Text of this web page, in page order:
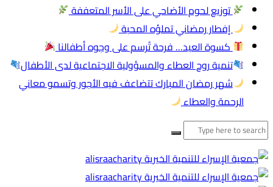
توزيع لحوم الأضاحي على الأسر المتعففة
إفطار رمضاني تملؤه المحبة
كسوة العيد… فرحة تُرسم على وجوه أطفالنا
تنمية روح العطاء والمسؤولية الاجتماعية لدى الأطفال
شهر رمضان المبارك تتضاعف فيه الأجور وتسمو معاني
الرحمة والعطاء
البحث
عن: